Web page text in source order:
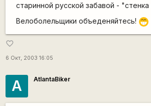
старинной русской забавой - "стенка
Велоболельщики объеденяйтесь! ;D
favorite_border
6 Окт, 2003 16:05
A AtlantaBiker